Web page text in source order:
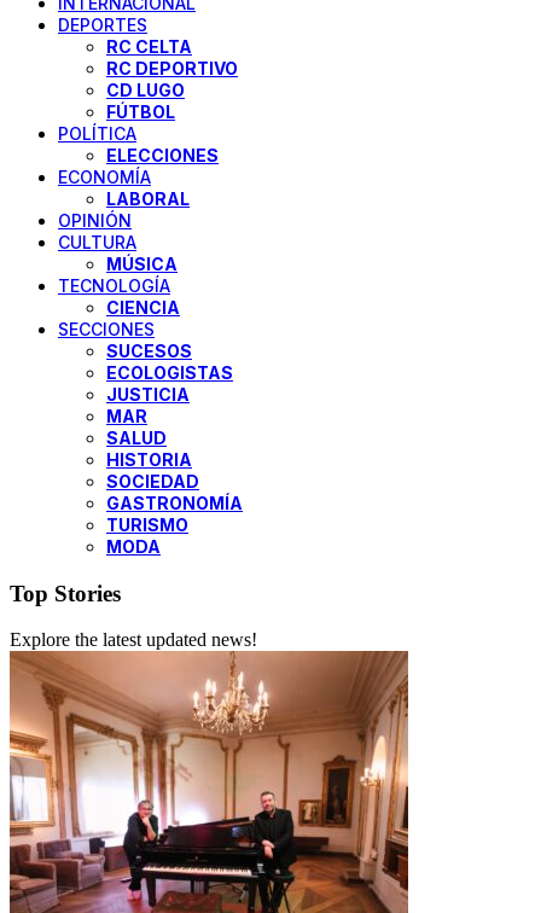
DEPORTES
RC CELTA
RC DEPORTIVO
CD LUGO
FÚTBOL
POLÍTICA
ELECCIONES
ECONOMÍA
LABORAL
OPINIÓN
CULTURA
MÚSICA
TECNOLOGÍA
CIENCIA
SECCIONES
SUCESOS
ECOLOGISTAS
JUSTICIA
MAR
SALUD
HISTORIA
SOCIEDAD
GASTRONOMÍA
TURISMO
MODA
Top Stories
Explore the latest updated news!